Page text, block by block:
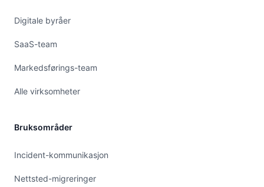
Digitale byråer
SaaS-team
Markedsførings-team
Alle virksomheter
Bruksområder
Incident-kommunikasjon
Nettsted-migreringer